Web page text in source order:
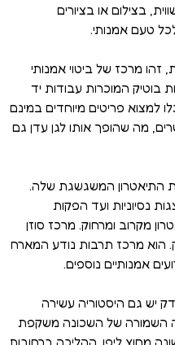
בצילום או בציורים
טעם אמנותי.
זהו מרכז של ביטוי אמנותי
בוטיק המוכרות עבודות יד
למצוא פריטים מיוחדים במינם
מה שהופך אותו לגן עדן גם
התיאטרון המשגשגת שלה.
נסיוניות ועד הפקות
מקרוב ומרחוק. מרכז סוזן
הוא מרכז תרבות נודע המארח
אמנותיים נוספים.
יש גם היסטוריה עשירה
השמורה של השכונה משקפת
מחוץ ליפו. ההליכה ברחובות